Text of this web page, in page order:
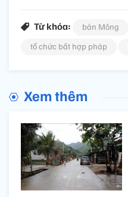
Từ khóa: bản Mông
tổ chức bất hợp pháp
Xem thêm